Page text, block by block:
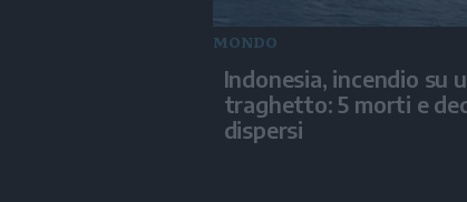
MONDO
Indonesia, incendio su
traghetto: 5 morti e
dispersi